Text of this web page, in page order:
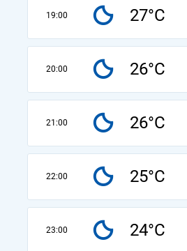
19:00 27°C
20:00 26°C
21:00 26°C
22:00 25°C
23:00 24°C